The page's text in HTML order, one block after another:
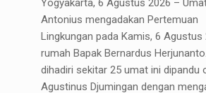
Antonius mengadakan Pertemuan
Lingkungan pada Kamis, 6
rumah Bapak Bernardus
dihadiri sekitar 25 umat ini dipandu
Agustinus Djumingan dengan